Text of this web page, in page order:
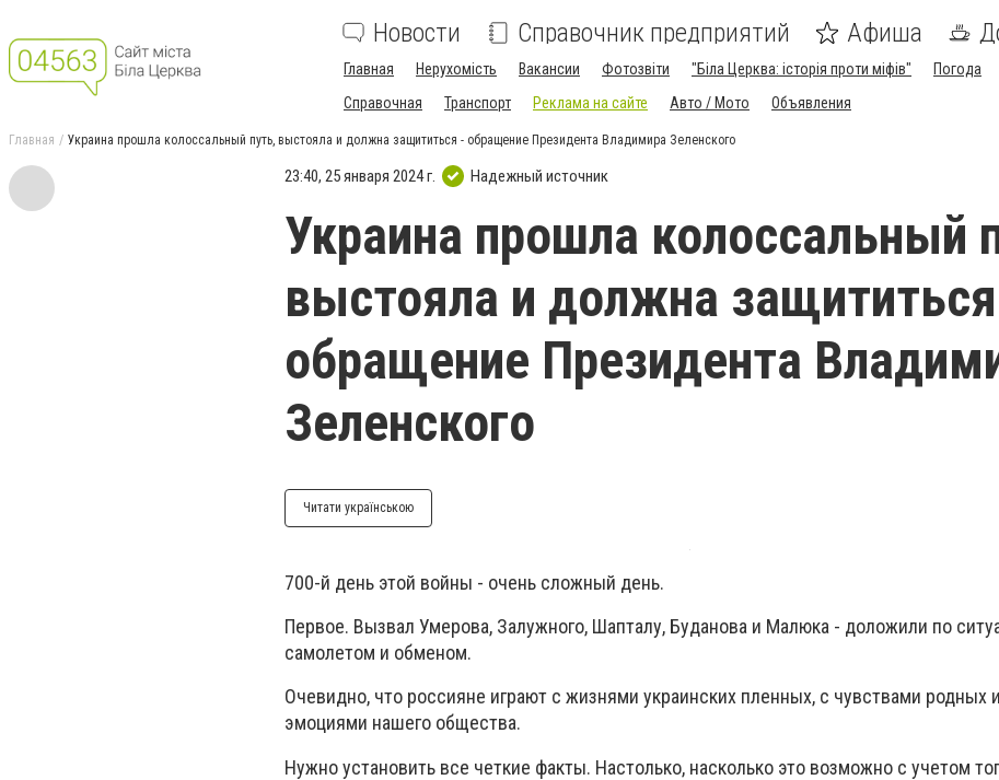
Новости Справочник предприятий Афиша
Главная Нерухомість Вакансии Фотозвіти "Біла Церква: історія проти міфів" Погода
Справочная
Транспорт Реклама на сайте Авто / Мото Объявления
Главная Украина прошла колоссальный путь, выстояла и должна защититься - обращение Президента Владимира Зеленского
23:40, 25 января 2024 г. Надежный источник
Украина прошла колоссальный
выстояла и должна
обращение Президента
Зеленского
Читати українською
700-й день этой войны - очень сложный день.
Первое. Вызвал Умерова, Залужного, Шапталу, Буданова и Малюка - доложили по
самолетом и обменом.
Очевидно, что россияне играют с жизнями украинских пленных, с чувствами родных
эмоциями нашего общества.
Нужно установить все четкие факты. Настолько, насколько это возможно с учетом